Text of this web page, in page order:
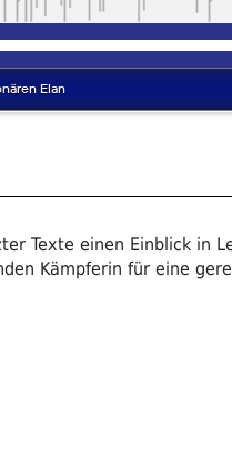
Texte einen Einblick in
Kämpferin für eine